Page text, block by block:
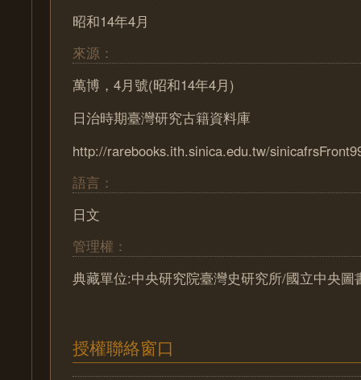
昭和14年4月
來源：
萬博，4月號(昭和14年4月)
日治時期臺灣研究古籍資料庫
http://rarebooks.ith.sinica.edu.tw/
語言：
日文
管理權：
典藏單位:中央研究院臺灣史研究所/國立中央圖
授權聯絡窗口